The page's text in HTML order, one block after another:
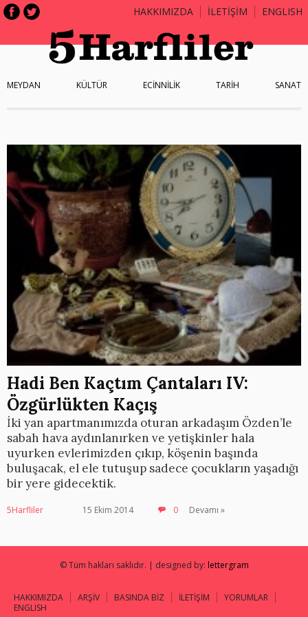
HAKKIMIZDA İLETİŞİM ENGLISH
MEYDAN KÜLTÜR ECİNNİLİK TARİH SANAT
Hadi Ben Kaçtım Çantaları IV:
Özgürlükten Kaçış
İki yan apartmanımızda oturan arkadaşım Özden’le
sabah hava aydınlanırken ve yetişkinler hala
uyurken evlerimizden çıkıp, köşenin başında
buluşacak, el ele tutuşup sadece çocukların yaşadığı
bir yere gidecektik.
5Harfliler 15 Ekim 2014 0 Devamı »
© Tüm hakları saklıdır. | designed by: lettergram
HAKKIMIZDA ARŞİV BASINDA BİZ İLETİŞİM
YORUMLAR
ENGLISH